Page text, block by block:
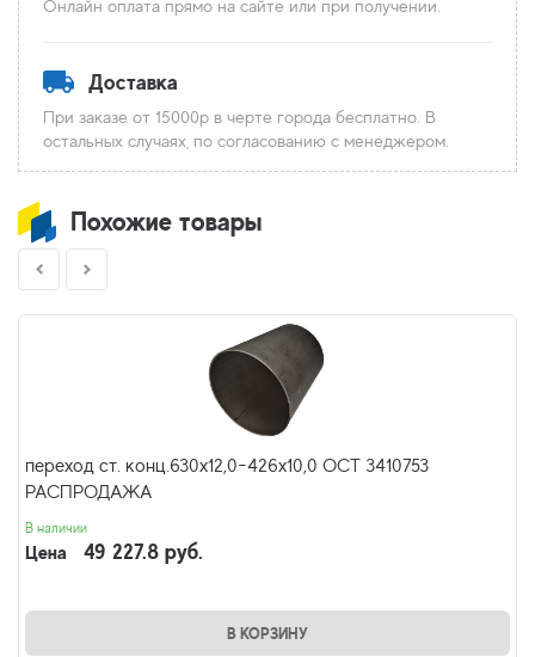
Онлайн оплата прямо на сайте или при получении.
Доставка
При заказе от 15000р в черте города бесплатно. В
остальных случаях, по согласованию с менеджером.
Похожие товары
переход ст. конц.630х12,0-426х10,0 ОСТ 3410753
РАСПРОДАЖА
В наличии
Цена 49 227.8 руб.
В КОРЗИНУ